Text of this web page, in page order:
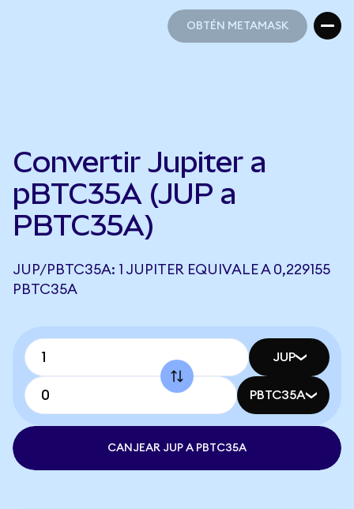
OBTÉN METAMASK
Convertir Jupiter a
pBTC35A (JUP a
PBTC35A)
JUP/PBTC35A: 1 JUPITER EQUIVALE A 0,229155
PBTC35A
JUP
PBTC35A
CANJEAR JUP A PBTC35A